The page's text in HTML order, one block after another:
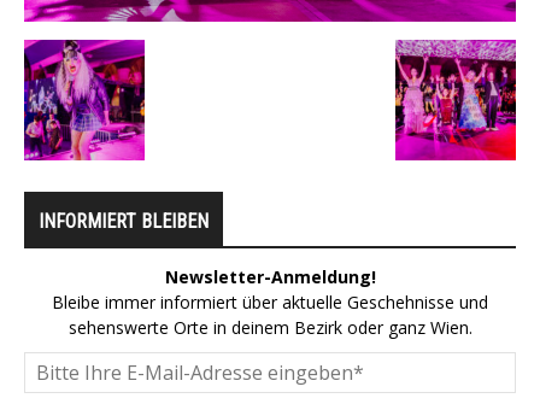
INFORMIERT BLEIBEN
Newsletter-Anmeldung!
Bleibe immer informiert über aktuelle Geschehnisse und
sehenswerte Orte in deinem Bezirk oder ganz Wien.